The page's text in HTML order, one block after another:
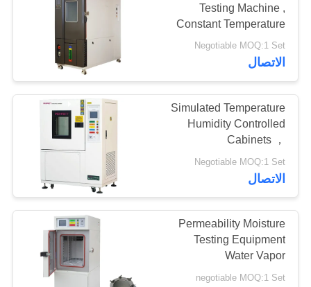
Testing Machine ,
Constant Temperature
Humidity Test Chamber
Negotiable MOQ:1 Set
الاتصال
Simulated Temperature
Humidity Controlled
Cabinets ，
Environmental Test
Chamber Floor Type
Negotiable MOQ:1 Set
الاتصال
Permeability Moisture
Testing Equipment
Water Vapor
Transmission Test
negotiable MOQ:1 Set